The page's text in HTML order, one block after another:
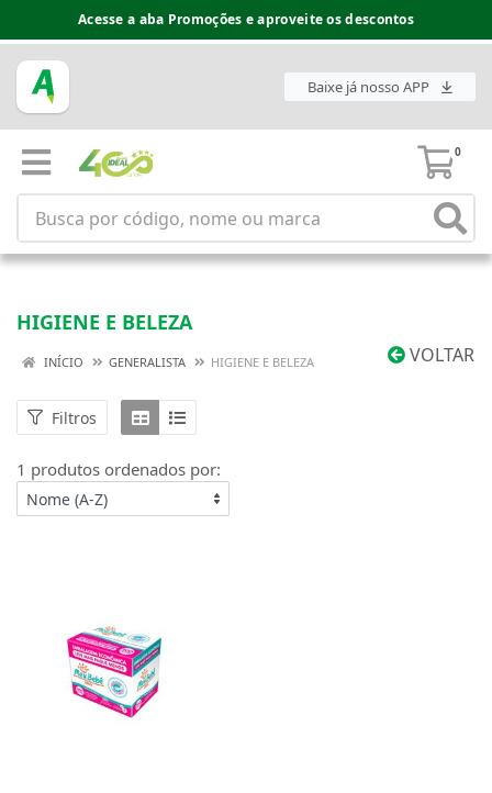
Acesse a aba Promoções e aproveite os descontos
Baixe já nosso APP
0
HIGIENE E BELEZA
VOLTAR
INÍCIO GENERALISTA HIGIENE E BELEZA
Filtros
1 produtos ordenados por: